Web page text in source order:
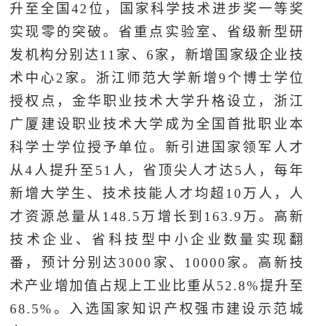
升至全国42位，国家科学技术进步奖一等奖
实现零的突破。省重点实验室、省级新型研
发机构分别达11家、6家，新增国家级企业技
术中心2家。浙江师范大学新增9个博士学位
授权点，金华职业技术大学升格设立，浙江
广厦建设职业技术大学成为全国首批职业本
科学士学位授予单位。新引进国家领军人才
从4人提升至51人，省顶尖人才达5人，每年
新增大学生、技术技能人才均超10万人，人
才资源总量从148.5万增长到163.9万。高新
技术企业、省科技型中小企业数量实现翻
番，预计分别达3000家、10000家。高新技
术产业增加值占规上工业比重从52.8%提升至
68.5%。入选国家知识产权强市建设示范城